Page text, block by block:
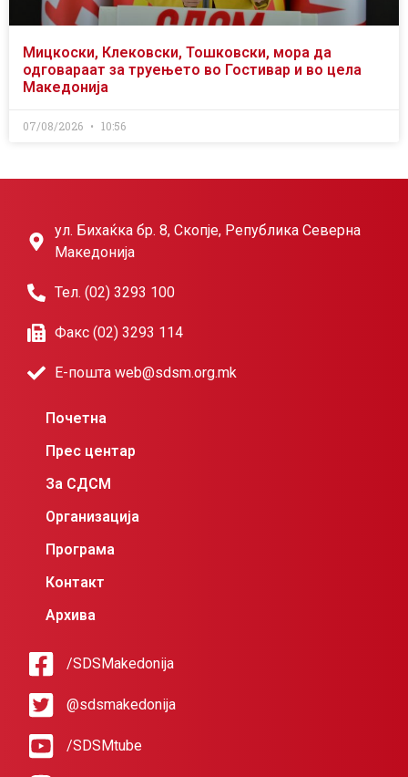
Мицкоски, Клековски, Тошковски, мора да
одговараат за труењето во Гостивар и во цела
Македонија
07/08/2026 10:56
ул. Бихаќка бр. 8, Скопје, Република Северна
Македонија
Тел. (02) 3293 100
Факс (02) 3293 114
Е-пошта web@sdsm.org.mk
Почетна
Прес центар
За СДСМ
Организација
Програма
Контакт
Архива
/SDSMakedonija
@sdsmakedonija
/SDSMtube